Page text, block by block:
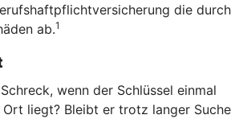
die durch
ab.1
wenn der Schlüssel einmal
liegt? Bleibt er trotz langer Suche